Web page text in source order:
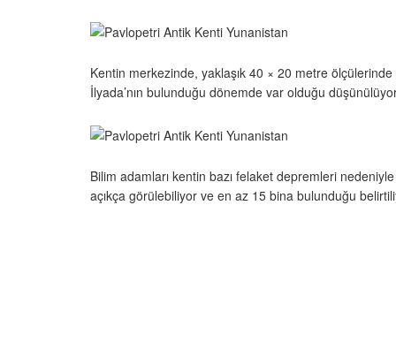
Kentin merkezinde, yaklaşık 40 × 20 metre
İlyada’nın bulunduğu dönemde var olduğu
Bilim adamları kentin bazı felaket depremleri
açıkça görülebiliyor ve en az 15 bina bulunduğu